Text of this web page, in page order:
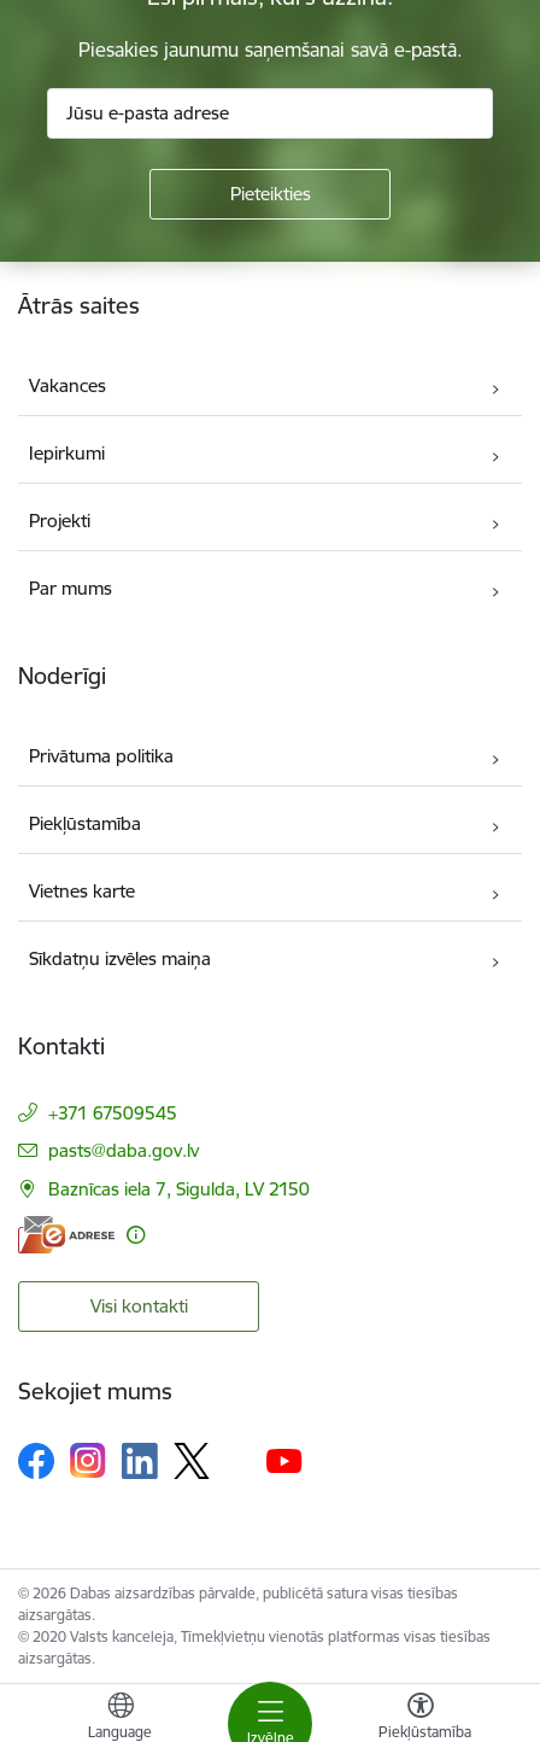
Izvēlne
Language Piekļūstamība
Piesakies jaunumu saņemšanai savā e-pastā.
Kājene
Ātrās saites
Vakances
Iepirkumi
Projekti
Par mums
Noderīgi
Privātuma politika
Piekļūstamība
Vietnes karte
Sīkdatņu izvēles maiņa
Kontakti
+371 67509545
E-pasts:
pasts@daba.gov.lv
Baznīcas iela 7, Sigulda, LV 2150
Visi kontakti
Sekojiet mums
© 2026 Dabas aizsardzības pārvalde, publicētā satura visas tiesības
aizsargātas.
© 2020 Valsts kanceleja, Tīmekļvietņu vienotās platformas visas tiesības
aizsargātas.